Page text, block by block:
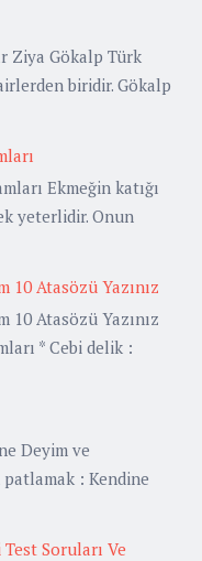
Ziya Gökalp Türk
biridir. Gökalp
Ekmeğin katığı
yeterlidir. Onun
10 Atasözü Yazınız
10 Atasözü Yazınız
* Cebi delik :
Deyim ve
patlamak : Kendine
Soruları Ve